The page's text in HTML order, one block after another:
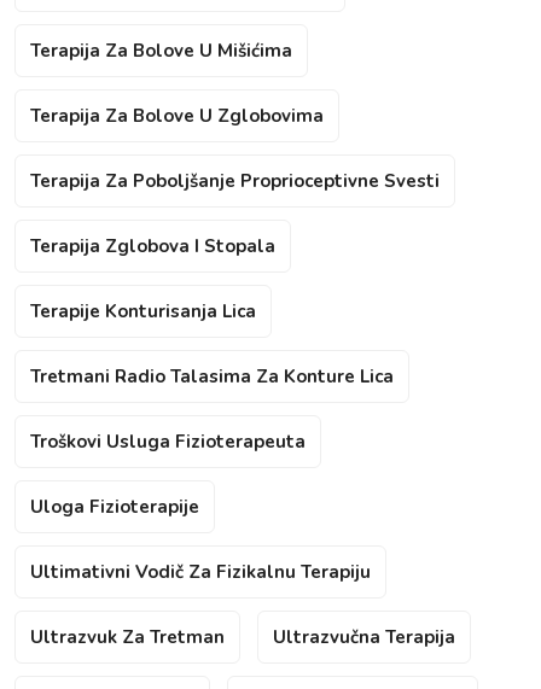
Terapija Za Bolove U Mišićima
Terapija Za Bolove U Zglobovima
Terapija Za Poboljšanje Proprioceptivne Svesti
Terapija Zglobova I Stopala
Terapije Konturisanja Lica
Tretmani Radio Talasima Za Konture Lica
Troškovi Usluga Fizioterapeuta
Uloga Fizioterapije
Ultimativni Vodič Za Fizikalnu Terapiju
Ultrazvuk Za Tretman Ultrazvučna Terapija